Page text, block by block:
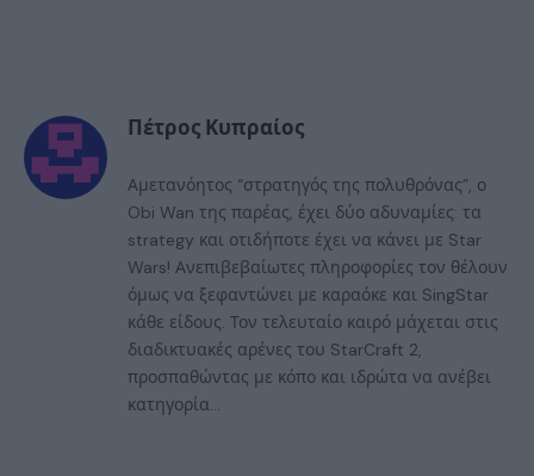
Πέτρος Κυπραίος
Αμετανόητος “στρατηγός της πολυθρόνας”, ο
Obi Wan της παρέας, έχει δύο αδυναμίες: τα
strategy και οτιδήποτε έχει να κάνει με Star
Wars! Ανεπιβεβαίωτες πληροφορίες τον θέλουν
όμως να ξεφαντώνει με καραόκε και SingStar
κάθε είδους. Τον τελευταίο καιρό μάχεται στις
διαδικτυακές αρένες του StarCraft 2,
προσπαθώντας με κόπο και ιδρώτα να ανέβει
κατηγορία...